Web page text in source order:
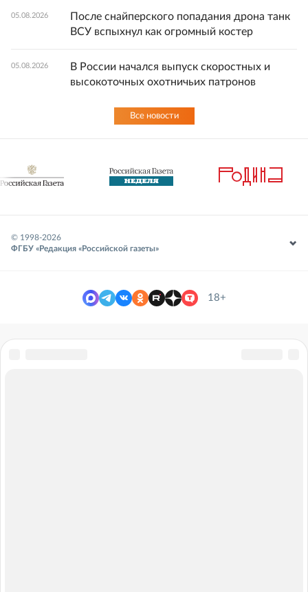
05.08.2026
После снайперского попадания дрона танк
ВСУ вспыхнул как огромный костер
05.08.2026
В России начался выпуск скоростных и
высокоточных охотничьих патронов
Все новости
© 1998-2026
ФГБУ «Редакция «Российской газеты»
18+